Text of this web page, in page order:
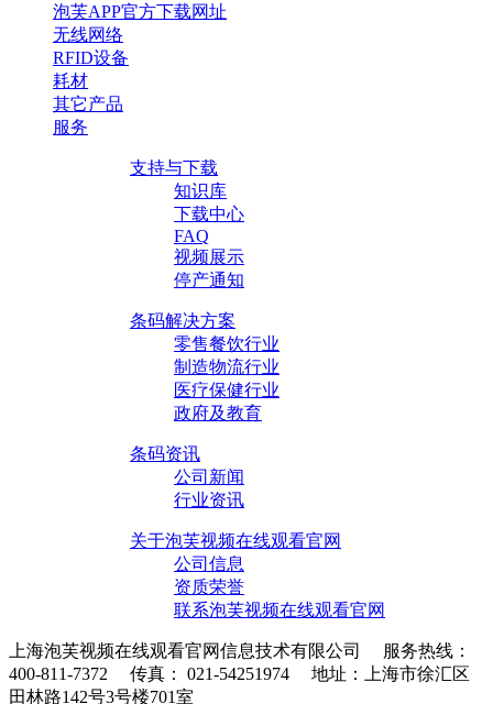
泡芙APP官方下载网址
无线网络
RFID设备
耗材
其它产品
服务
支持与下载
知识库
下载中心
FAQ
视频展示
停产通知
条码解决方案
零售餐饮行业
制造物流行业
医疗保健行业
政府及教育
条码资讯
公司新闻
行业资讯
关于泡芙视频在线观看官网
公司信息
资质荣誉
联系泡芙视频在线观看官网
上海泡芙视频在线观看官网信息技术有限公司 服务热线：
400-811-7372 传真： 021-54251974 地址：上海市徐汇区
田林路142号3号楼701室